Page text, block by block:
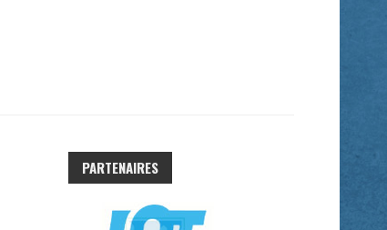
PARTENAIRES